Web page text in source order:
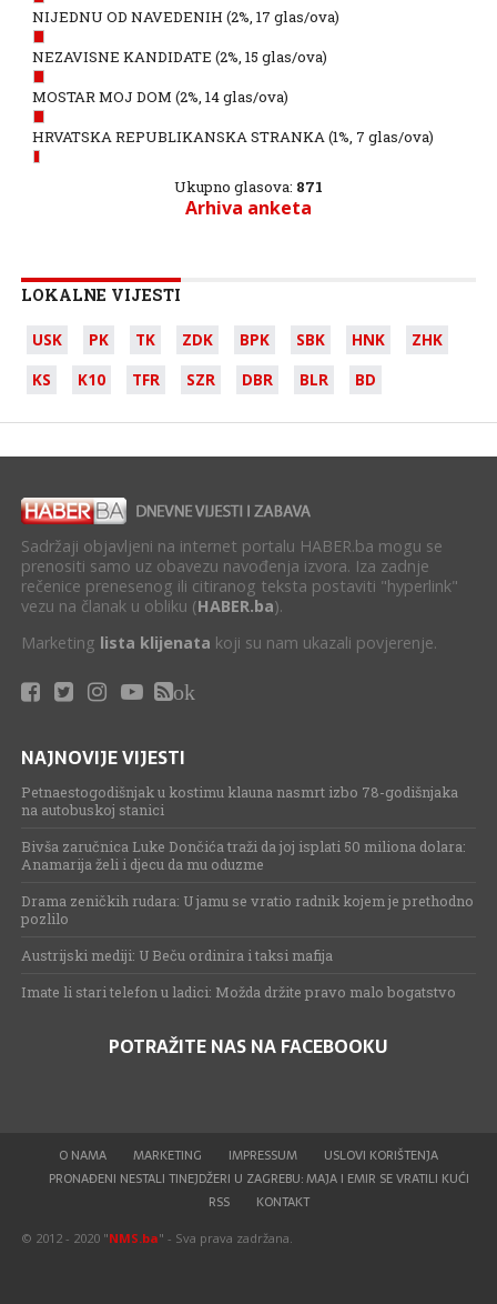
NIJEDNU OD NAVEDENIH (2%, 17 glas/ova)
NEZAVISNE KANDIDATE (2%, 15 glas/ova)
MOSTAR MOJ DOM (2%, 14 glas/ova)
HRVATSKA REPUBLIKANSKA STRANKA(1%, 7 glas/ova)
Ukupno glasova: 871
Arhiva anketa
LOKALNE VIJESTI
USK PK TK ZDK BPK SBK HNK
ZHK
KS
K10 TFR SZR DBR BLR BD
Sadržaji objavljeni na internet portalu HABER.ba mogu se
prenositi samo uz obavezu navođenja izvora. Iza zadnje
rečenice prenesenog ili citiranog teksta postaviti "hyperlink"
vezu na članak u obliku (HABER.ba).
Marketing lista klijenata koji su nam ukazali povjerenje.
ok
NAJNOVIJE VIJESTI
Petnaestogodišnjak u kostimu klauna nasmrt izbo 78-godišnjaka
na autobuskoj stanici
Bivša zaručnica Luke Dončića traži da joj isplati 50 miliona dolara:
Anamarija želi i djecu da mu oduzme
Drama zeničkih rudara: U jamu se vratio radnik kojem je prethodno
pozlilo
Austrijski mediji: U Beču ordinira i taksi mafija
Imate li stari telefon u ladici: Možda držite pravo malo bogatstvo
POTRAŽITE NAS NA FACEBOOKU
O NAMA MARKETING IMPRESSUM
USLOVI KORIŠTENJA
PRONAĐENI NESTALI TINEJDŽERI U ZAGREBU: MAJA I EMIR SE VRATILI KUĆI
RSS
KONTAKT
© 2012 - 2020 "NMS.ba" - Sva prava zadržana.